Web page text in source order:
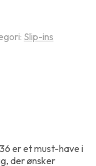
Slip-ins
er et must-have i
der ønsker